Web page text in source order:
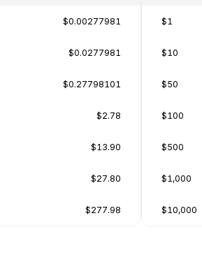
$0.00277981
$0.0277981
$0.27798101
$2.78
$13.90
$27.80
$277.98
$1
$10
$50
$100
$500
$1,000
$10,000